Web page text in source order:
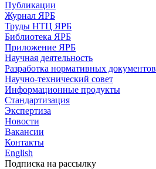
Публикации
Журнал ЯРБ
Труды НТЦ ЯРБ
Библиотека ЯРБ
Приложение ЯРБ
Научная деятельность
Разработка нормативных документов
Научно-технический совет
Информационные продукты
Стандартизация
Экспертиза
Новости
Вакансии
Контакты
English
Подписка на рассылку